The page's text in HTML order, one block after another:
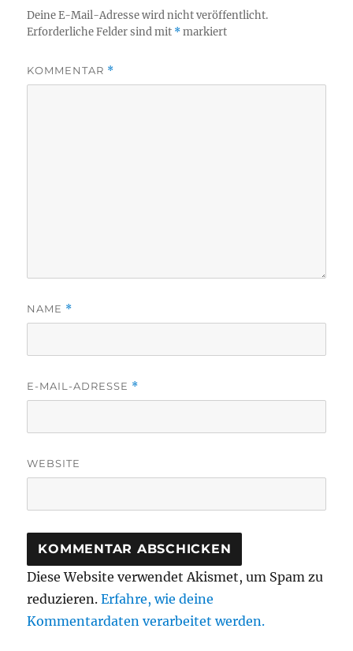
Deine E-Mail-Adresse wird nicht veröffentlicht.
Erforderliche Felder sind mit *markiert
KOMMENTAR *
NAME *
E-MAIL-ADRESSE *
WEBSITE
Diese Website verwendet Akismet, um Spam zu
reduzieren.Erfahre, wie deine
Kommentardaten verarbeitet werden.